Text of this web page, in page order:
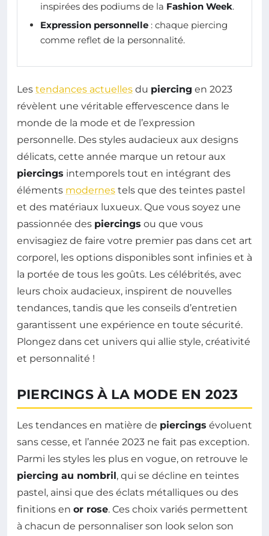
inspirées des podiums de la Fashion Week.
Expression personnelle : chaque piercing
comme reflet de la personnalité.
Les tendances actuelles du piercing en 2023
révèlent une véritable effervescence dans le
monde de la mode et de l’expression
personnelle. Des styles audacieux aux designs
délicats, cette année marque un retour aux
piercings intemporels tout en intégrant des
éléments modernes tels que des teintes pastel
et des matériaux luxueux. Que vous soyez une
passionnée des piercings ou que vous
envisagiez de faire votre premier pas dans cet art
corporel, les options disponibles sont infinies et à
la portée de tous les goûts. Les célébrités, avec
leurs choix audacieux, inspirent de nouvelles
tendances, tandis que les conseils d’entretien
garantissent une expérience en toute sécurité.
Plongez dans cet univers qui allie style, créativité
et personnalité !
PIERCINGS À LA MODE EN 2023
Les tendances en matière de piercings évoluent
sans cesse, et l’année 2023 ne fait pas exception.
Parmi les styles les plus en vogue, on retrouve le
piercing au nombril, qui se décline en teintes
pastel, ainsi que des éclats métalliques ou des
finitions en or rose. Ces choix variés permettent
à chacun de personnaliser son look selon son